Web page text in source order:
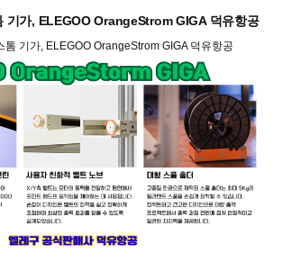
기가, ELEGOO OrangeStrom GIGA 덕유항공
톰 기가, ELEGOO OrangeStrom GIGA 덕유항공